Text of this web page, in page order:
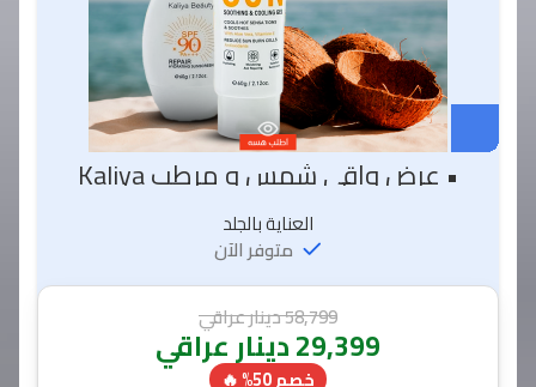
• عرض واقي شمس و مرطب Kaliya
العناية بالجلد
متوفر الآن
58,799دينار عراقي
29,399دينار عراقي
خصم 50% 🔥